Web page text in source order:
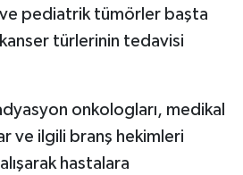
pediatrik tümörler başta
türlerinin tedavisi
onkologları, medikal
ve ilgili branş hekimleri
hastalara